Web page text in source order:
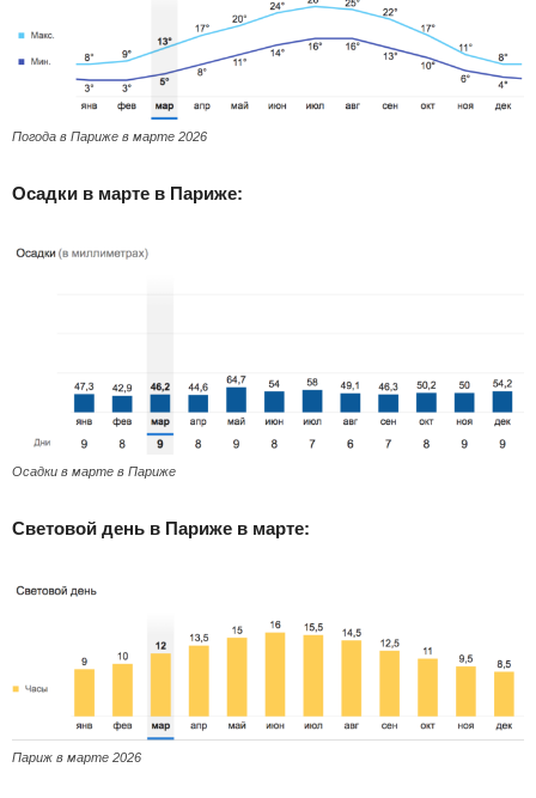
Погода в Париже в марте 2026
Осадки в марте в Париже:
Осадки в марте в Париже
Световой день в Париже в марте:
Париж в марте 2026